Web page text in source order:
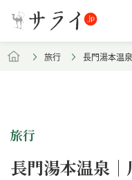
旅行 長門湯本温
旅行
長門湯本温泉